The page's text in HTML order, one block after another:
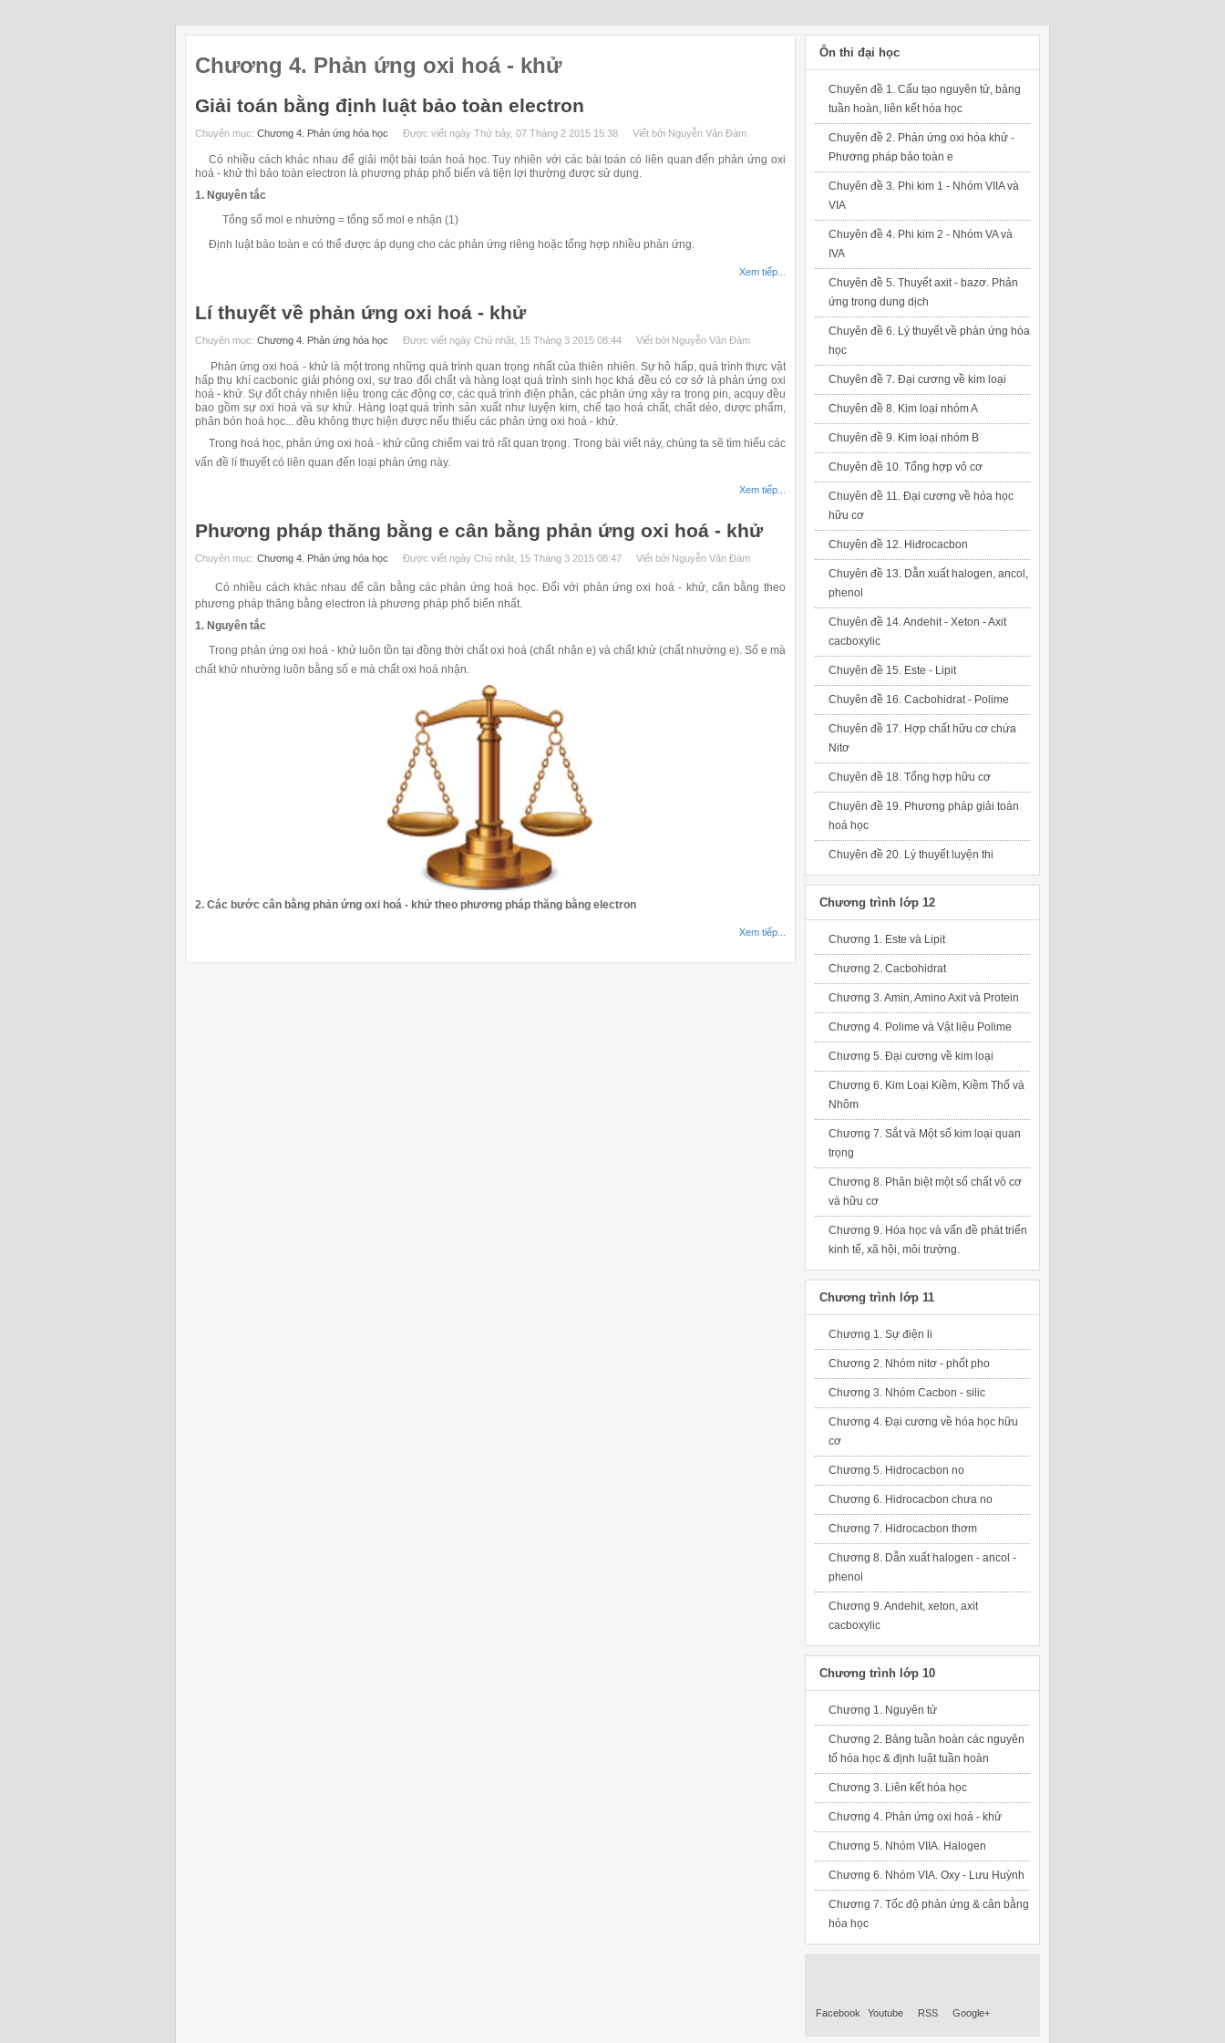
Chương 4. Phản ứng oxi hoá - khử
Giải toán bằng định luật bảo toàn electron
Chuyên mục: Chương 4. Phản ứng hóa học Được viết ngày Thứ bảy, 07 Tháng 2 2015 15:38 Viết bởi Nguyễn Văn Đàm
Có nhiều cách khác nhau để giải một bài toán hoá học. Tuy nhiên với các bài toán có liên quan đến phản ứng oxi
hoá - khử thì bảo toàn electron là phương pháp phổ biến và tiện lợi thường được sử dụng.
1. Nguyên tắc
Tổng số mol e nhường = tổng số mol e nhận (1)
Định luật bảo toàn e có thể được áp dụng cho các phản ứng riêng hoặc tổng hợp nhiều phản ứng.
Xem tiếp...
Lí thuyết về phản ứng oxi hoá - khử
Chuyên mục: Chương 4. Phản ứng hóa học Được viết ngày Chủ nhật, 15 Tháng 3 2015 08:44 Viết bởi Nguyễn Văn Đàm
Phản ứng oxi hoá - khử là một trong những quá trình quan trọng nhất của thiên nhiên. Sự hô hấp, quá trình thực vật
hấp thụ khí cacbonic giải phóng oxi, sự trao đổi chất và hàng loạt quá trình sinh học khá đều có cơ sở là phản ứng oxi
hoá - khử. Sự đốt cháy nhiên liệu trong các động cơ, các quá trình điện phân, các phản ứng xảy ra trong pin, acquy đều
bao gồm sự oxi hoá và sự khử. Hàng loạt quá trình sản xuất như luyện kim, chế tạo hoá chất, chất dẻo, dược phẩm,
phân bón hoá học... đều không thực hiện được nếu thiếu các phản ứng oxi hoá - khử.
Trong hoá học, phản ứng oxi hoá - khử cũng chiếm vai trò rất quan trọng. Trong bài viết này, chúng ta sẽ tìm hiểu các
vấn đề lí thuyết có liên quan đến loại phản ứng này.
Xem tiếp...
Phương pháp thăng bằng e cân bằng phản ứng oxi hoá - khử
Chuyên mục: Chương 4. Phản ứng hóa học Được viết ngày Chủ nhật, 15 Tháng 3 2015 08:47 Viết bởi Nguyễn Văn Đàm
Có nhiều cách khác nhau để cân bằng các phản ứng hoá học. Đối với phản ứng oxi hoá - khử, cân bằng theo
phương pháp thăng bằng electron là phương pháp phổ biến nhất.
1. Nguyên tắc
Trong phản ứng oxi hoá - khử luôn tồn tại đồng thời chất oxi hoá (chất nhận e) và chất khử (chất nhường e). Số e mà
chất khử nhường luôn bằng số e mà chất oxi hoá nhận.
2. Các bước cân bằng phản ứng oxi hoá - khử theo phương pháp thăng bằng electron
Xem tiếp...
Ôn thi đại học
Chuyên đề 1. Cấu tạo nguyên tử, bảng
tuần hoàn, liên kết hóa học
Chuyên đề 2. Phản ứng oxi hóa khử -
Phương pháp bảo toàn e
Chuyên đề 3. Phi kim 1 - Nhóm VIIA và
VIA
Chuyên đề 4. Phi kim 2 - Nhóm VA và
IVA
Chuyên đề 5. Thuyết axit - bazơ. Phản
ứng trong dung dịch
Chuyên đề 6. Lý thuyết về phản ứng hóa
học
Chuyên đề 7. Đại cương về kim loại
Chuyên đề 8. Kim loại nhóm A
Chuyên đề 9. Kim loại nhóm B
Chuyên đề 10. Tổng hợp vô cơ
Chuyên đề 11. Đại cương về hóa học
hữu cơ
Chuyên đề 12. Hiđrocacbon
Chuyên đề 13. Dẫn xuất halogen, ancol,
phenol
Chuyên đề 14. Andehit - Xeton - Axit
cacboxylic
Chuyên đề 15. Este - Lipit
Chuyên đề 16. Cacbohidrat - Polime
Chuyên đề 17. Hợp chất hữu cơ chứa
Nitơ
Chuyên đề 18. Tổng hợp hữu cơ
Chuyên đề 19. Phương pháp giải toán
hoá học
Chuyên đề 20. Lý thuyết luyện thi
Chương trình lớp 12
Chương 1. Este và Lipit
Chương 2. Cacbohidrat
Chương 3. Amin, Amino Axit và Protein
Chương 4. Polime và Vật liệu Polime
Chương 5. Đại cương về kim loại
Chương 6. Kim Loại Kiềm, Kiềm Thổ và
Nhôm
Chương 7. Sắt và Một số kim loại quan
trọng
Chương 8. Phân biệt một số chất vô cơ
và hữu cơ
Chương 9. Hóa học và vấn đề phát triển
kinh tế, xã hội, môi trường.
Chương trình lớp 11
Chương 1. Sự điện li
Chương 2. Nhóm nitơ - phốt pho
Chương 3. Nhóm Cacbon - silic
Chương 4. Đại cương về hóa học hữu
cơ
Chương 5. Hidrocacbon no
Chương 6. Hidrocacbon chưa no
Chương 7. Hidrocacbon thơm
Chương 8. Dẫn xuất halogen - ancol -
phenol
Chương 9. Andehit, xeton, axit
cacboxylic
Chương trình lớp 10
Chương 1. Nguyên tử
Chương 2. Bảng tuần hoàn các nguyên
tố hóa học & định luật tuần hoàn
Chương 3. Liên kết hóa học
Chương 4. Phản ứng oxi hoá - khử
Chương 5. Nhóm VIIA. Halogen
Chương 6. Nhóm VIA. Oxy - Lưu Huỳnh
Chương 7. Tốc độ phản ứng & cân bằng
hóa học
Facebook Youtube RSS Google+